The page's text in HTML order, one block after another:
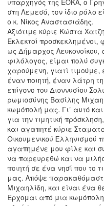
υπαρχηγός της ΕΟΚΑ, ο
στη Λεμεσό, τον ίδιο ρόλο
ο κ. Νίκος Αναστασιάδης.
Αξιότιμε κύριε Κώστα
Εκλεκτοί προσκεκλημένοι,
ως Δήμαρχος
φιλόλογος, είμαι πολύ
χαρούμενη, γιατί
έναν ποιητή, έναν λάτρη
επίγονο του Διοννυσίου
ρωμιοσύνης Βασίλης
κωμόπολή μας. Γι΄ αυτό
για την τιμητική
και αγαπητέ κύριε
Οικουμενικού Ελληνισμού
αγαπημένε μου φίλε και
να παρευρεθώ και να
ποιητή σε ένα νησί που το
μας. Απόψε
Μιχαηλίδη, και είναι ένα
Έρχομαι από μια κωμόπολη